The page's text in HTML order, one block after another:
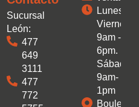
Sucursal
León:
477
649
3111
477
772
Lunes a
Viernes:
9am -
6pm.
Sábado:
9am-
1pm